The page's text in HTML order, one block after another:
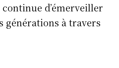
continue d’émerveiller
générations à travers